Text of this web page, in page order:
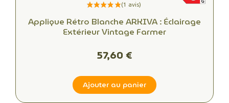
Applique Rétro Blanche ARKIVA : Éclairage
Extérieur Vintage Farmer
57,60 €
Ajouter au panier